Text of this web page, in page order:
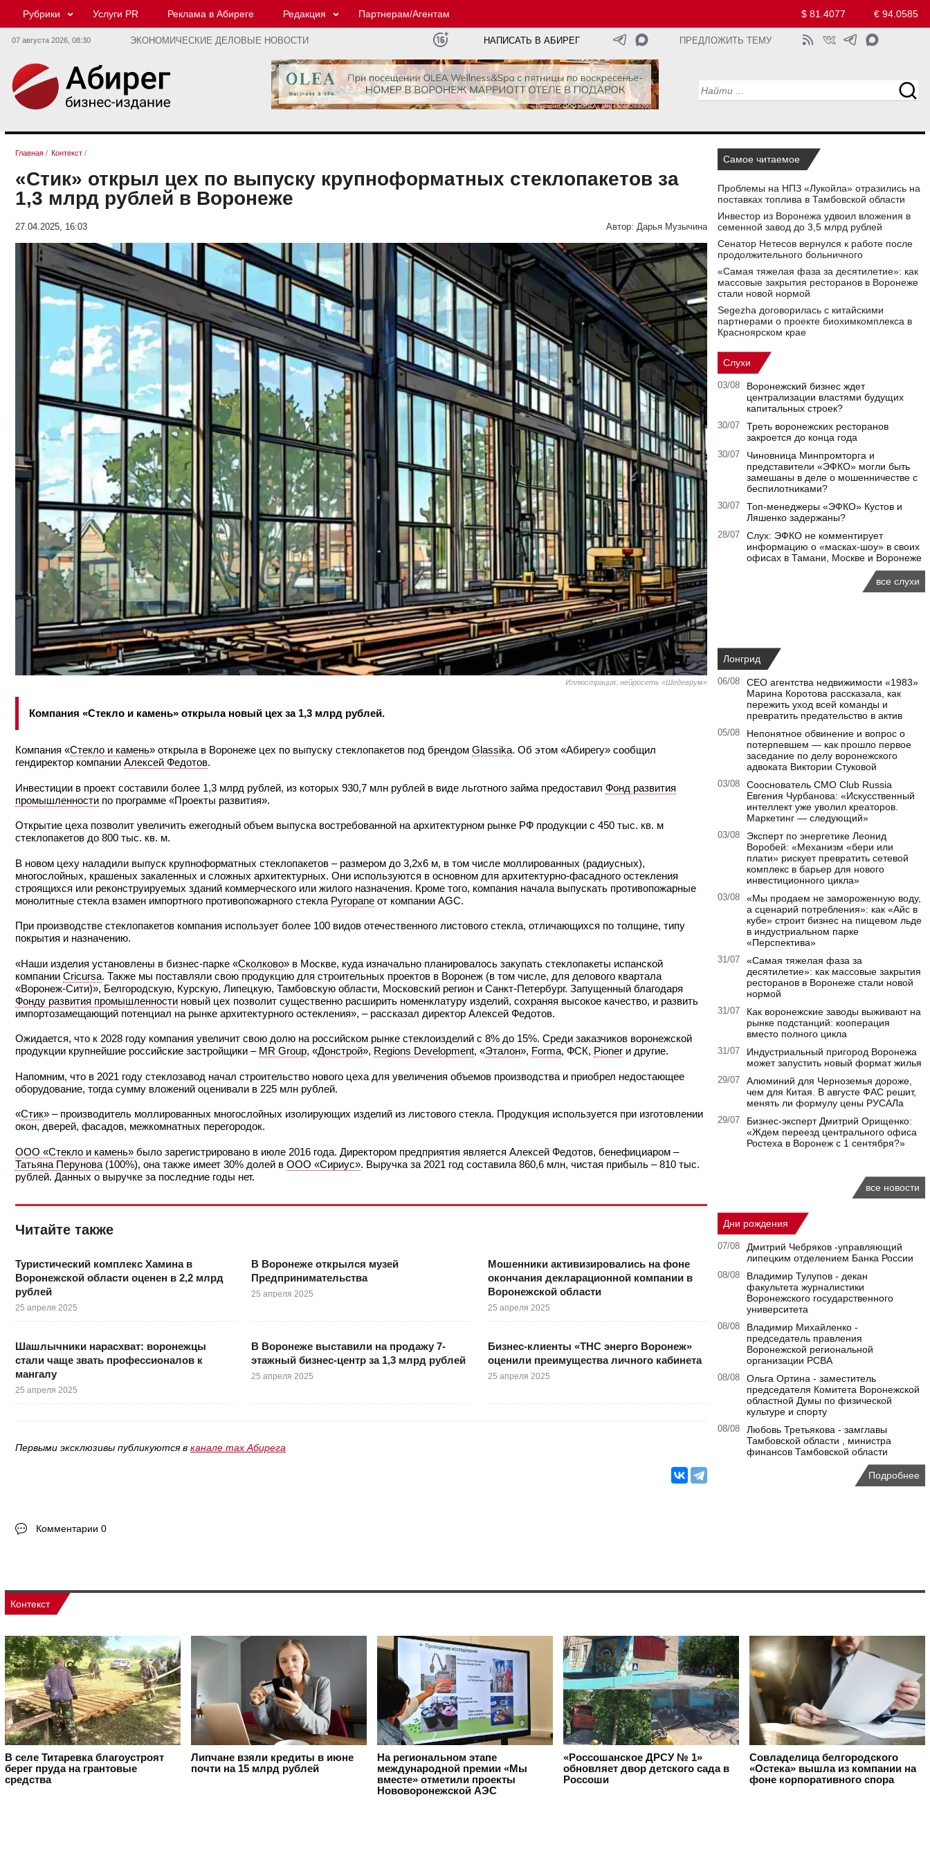
Рубрики Услуги PR Реклама в Абиреге Редакция Партнерам/Агентам $ 81.4077 € 94.0585
07 августа 2026, 08:30 ЭКОНОМИЧЕСКИЕ ДЕЛОВЫЕ НОВОСТИ НАПИСАТЬ В АБИРЕГ ПРЕДЛОЖИТЬ ТЕМУ
Главная / Контекст /
«Стик» открыл цех по выпуску крупноформатных стеклопакетов за
1,3 млрд рублей в Воронеже
27.04.2025, 16:03 Автор: Дарья Музычина
Иллюстрация: нейросеть «Шедеврум»
Компания «Стекло и камень» открыла новый цех за 1,3 млрд рублей.
Компания «Стекло и камень» открыла в Воронеже цех по выпуску стеклопакетов под брендом Glassika. Об этом «Абирегу» сообщил
гендиректор компании Алексей Федотов.
Инвестиции в проект составили более 1,3 млрд рублей, из которых 930,7 млн рублей в виде льготного займа предоставил Фонд развития
промышленности по программе «Проекты развития».
Открытие цеха позволит увеличить ежегодный объем выпуска востребованной на архитектурном рынке РФ продукции с 450 тыс. кв. м
стеклопакетов до 800 тыс. кв. м.
В новом цеху наладили выпуск крупноформатных стеклопакетов – размером до 3,2х6 м, в том числе моллированных (радиусных),
многослойных, крашеных закаленных и сложных архитектурных. Они используются в основном для архитектурно-фасадного остекления
строящихся или реконструируемых зданий коммерческого или жилого назначения. Кроме того, компания начала выпускать противопожарные
монолитные стекла взамен импортного противопожарного стекла Pyropane от компании AGC.
При производстве стеклопакетов компания использует более 100 видов отечественного листового стекла, отличающихся по толщине, типу
покрытия и назначению.
«Наши изделия установлены в бизнес-парке «Сколково» в Москве, куда изначально планировалось закупать стеклопакеты испанской
компании Cricursa. Также мы поставляли свою продукцию для строительных проектов в Воронеж (в том числе, для делового квартала
«Воронеж-Сити)», Белгородскую, Курскую, Липецкую, Тамбовскую области, Московский регион и Санкт-Петербург. Запущенный благодаря
Фонду развития промышленности новый цех позволит существенно расширить номенклатуру изделий, сохраняя высокое качество, и развить
импортозамещающий потенциал на рынке архитектурного остекления», – рассказал директор Алексей Федотов.
Ожидается, что к 2028 году компания увеличит свою долю на российском рынке стеклоизделий с 8% до 15%. Среди заказчиков воронежской
продукции крупнейшие российские застройщики – MR Group, «Донстрой», Regions Development, «Эталон», Forma, ФСК, Pioner и другие.
Напомним, что в 2021 году стеклозавод начал строительство нового цеха для увеличения объемов производства и приобрел недостающее
оборудование, тогда сумму вложений оценивали в 225 млн рублей.
«Стик» – производитель моллированных многослойных изолирующих изделий из листового стекла. Продукция используется при изготовлении
окон, дверей, фасадов, межкомнатных перегородок.
ООО «Стекло и камень» было зарегистрировано в июле 2016 года. Директором предприятия является Алексей Федотов, бенефициаром –
Татьяна Перунова (100%), она также имеет 30% долей в ООО «Сириус». Выручка за 2021 год составила 860,6 млн, чистая прибыль – 810 тыс.
рублей. Данных о выручке за последние годы нет.
Читайте также
Туристический комплекс Хамина в
Воронежской области оценен в 2,2 млрд
рублей
25 апреля 2025
В Воронеже открылся музей
Предпринимательства
25 апреля 2025
Мошенники активизировались на фоне
окончания декларационной компании в
Воронежской области
25 апреля 2025
Шашлычники нарасхват: воронежцы
стали чаще звать профессионалов к
мангалу
25 апреля 2025
В Воронеже выставили на продажу 7-
этажный бизнес-центр за 1,3 млрд рублей
25 апреля 2025
Бизнес-клиенты «ТНС энерго Воронеж»
оценили преимущества личного кабинета
25 апреля 2025
Первыми эксклюзивы публикуются в канале max Абирега
Комментарии 0
Самое читаемое
Проблемы на НПЗ «Лукойла» отразились на
поставках топлива в Тамбовской области
Инвестор из Воронежа удвоил вложения в
семенной завод до 3,5 млрд рублей
Сенатор Нетесов вернулся к работе после
продолжительного больничного
«Самая тяжелая фаза за десятилетие»: как
массовые закрытия ресторанов в Воронеже
стали новой нормой
Segezha договорилась с китайскими
партнерами о проекте биохимкомплекса в
Красноярском крае
Слухи
03/08
Воронежский бизнес ждет
централизации властями будущих
капитальных строек?
30/07
Треть воронежских ресторанов
закроется до конца года
30/07
Чиновница Минпромторга и
представители «ЭФКО» могли быть
замешаны в деле о мошенничестве с
беспилотниками?
30/07
Топ-менеджеры «ЭФКО» Кустов и
Ляшенко задержаны?
28/07
Слух: ЭФКО не комментирует
информацию о «масках-шоу» в своих
офисах в Тамани, Москве и Воронеже
все слухи
Лонгрид
06/08
CEO агентства недвижимости «1983»
Марина Коротова рассказала, как
пережить уход всей команды и
превратить предательство в актив
05/08
Непонятное обвинение и вопрос о
потерпевшем — как прошло первое
заседание по делу воронежского
адвоката Виктории Стуковой
03/08
Сооснователь CMO Club Russia
Евгения Чурбанова: «Искусственный
интеллект уже уволил креаторов.
Маркетинг — следующий»
03/08
Эксперт по энергетике Леонид
Воробей: «Механизм «бери или
плати» рискует превратить сетевой
комплекс в барьер для нового
инвестиционного цикла»
03/08
«Мы продаем не замороженную воду,
а сценарий потребления»: как «Айс в
кубе» строит бизнес на пищевом льде
в индустриальном парке
«Перспектива»
31/07
«Самая тяжелая фаза за
десятилетие»: как массовые закрытия
ресторанов в Воронеже стали новой
нормой
31/07
Как воронежские заводы выживают на
рынке подстанций: кооперация
вместо полного цикла
31/07
Индустриальный пригород Воронежа
может запустить новый формат жилья
29/07
Алюминий для Черноземья дороже,
чем для Китая. В августе ФАС решит,
менять ли формулу цены РУСАЛа
29/07
Бизнес-эксперт Дмитрий Орищенко:
«Ждем переезд центрального офиса
Ростеха в Воронеж с 1 сентября?»
все новости
Дни рождения
07/08
Дмитрий Чебряков -управляющий
липецким отделением Банка России
08/08
Владимир Тулупов - декан
факультета журналистики
Воронежского государственного
университета
08/08
Владимир Михайленко -
председатель правления
Воронежской региональной
организации РСВА
08/08
Ольга Ортина - заместитель
председателя Комитета Воронежской
областной Думы по физической
культуре и спорту
08/08
Любовь Третьякова - замглавы
Тамбовской области , министра
финансов Тамбовской области
Подробнее
Контекст
В селе Титаревка благоустроят
берег пруда на грантовые
средства
Липчане взяли кредиты в июне
почти на 15 млрд рублей
На региональном этапе
международной премии «Мы
вместе» отметили проекты
Нововоронежской АЭС
«Россошанское ДРСУ № 1»
обновляет двор детского сада в
Россоши
Совладелица белгородского
«Остека» вышла из компании на
фоне корпоративного спора